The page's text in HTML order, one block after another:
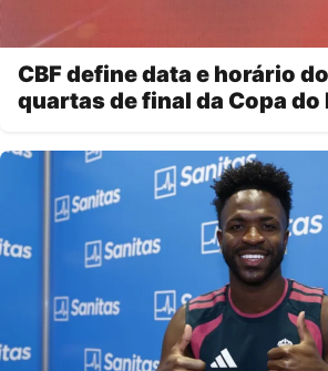
CBF define data e horário
quartas de final da Copa